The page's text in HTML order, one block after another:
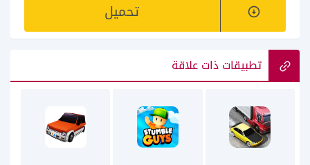
تحميل
تطبيقات ذات علاقة